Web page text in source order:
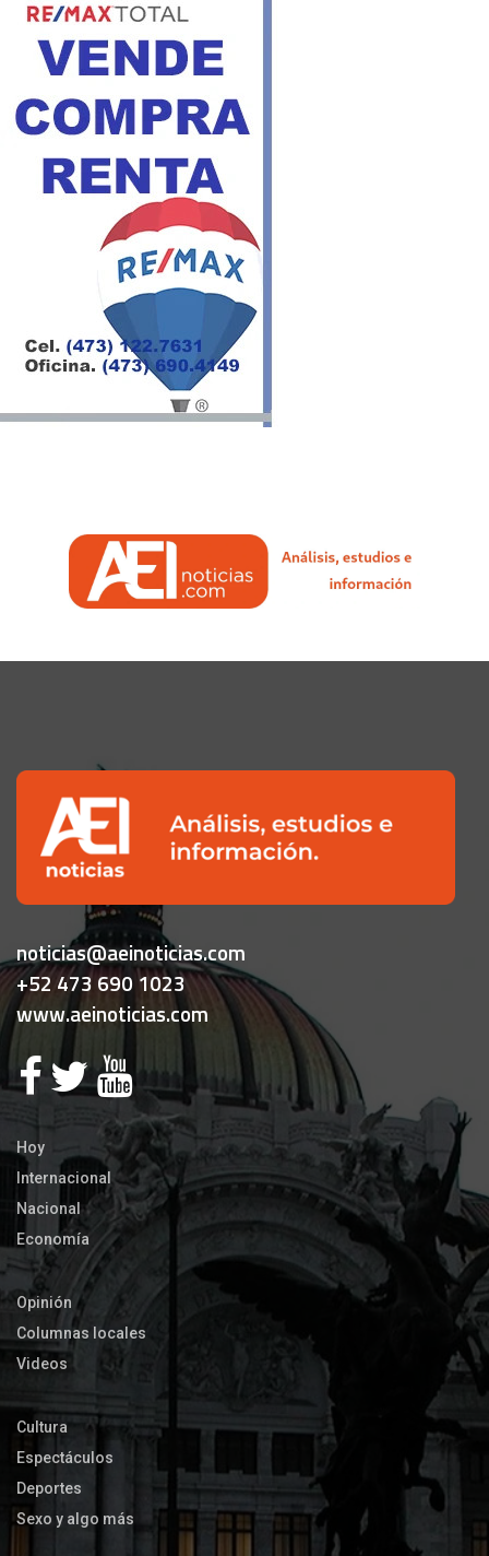
noticias@aeinoticias.com
+52 473 690 1023
www.aeinoticias.com
Hoy
Internacional
Nacional
Economía
Opinión
Columnas locales
Videos
Cultura
Espectáculos
Deportes
Sexo y algo más